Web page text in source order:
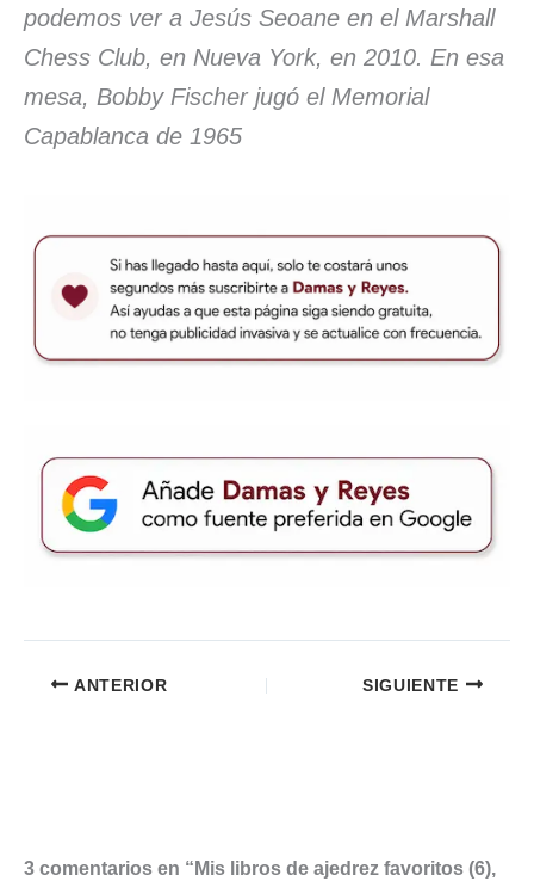
podemos ver a Jesús Seoane en el Marshall
Chess Club, en Nueva York, en 2010. En esa
mesa, Bobby Fischer jugó el Memorial
Capablanca de 1965
ANTERIOR SIGUIENTE
3 comentarios en “Mis libros de ajedrez favoritos (6),